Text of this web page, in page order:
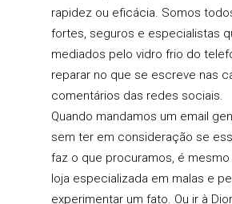
rapidez ou eficácia. Somos
fortes, seguros e especialistas
mediados pelo vidro frio do
reparar no que se escreve nas
comentários das redes sociais.
Quando mandamos um email
sem ter em consideração se
faz o que procuramos, é mesmo
loja especializada em malas e
experimentar um fato. Ou ir à